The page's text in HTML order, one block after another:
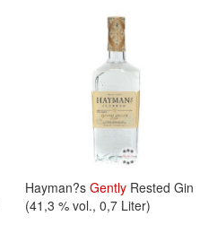
Hayman?s Gently Rested Gin
(41,3 % vol., 0,7 Liter)